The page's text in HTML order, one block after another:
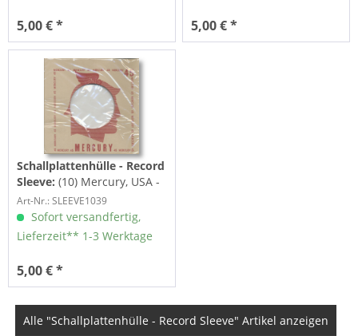
5,00 € * 5,00 € *
Schallplattenhülle - Record
Sleeve: (10) Mercury, USA -
45rpm record sleeve -
7inch...
Art-Nr.: SLEEVE1039
Sofort versandfertig,
Lieferzeit** 1-3 Werktage
5,00 € *
Alle "Schallplattenhülle - Record Sleeve" Artikel anzeigen